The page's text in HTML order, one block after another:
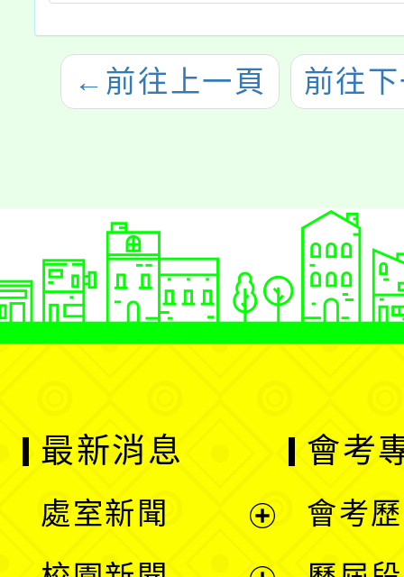
← 前往上一頁 前往
最新消息
處室新聞
會考
會考